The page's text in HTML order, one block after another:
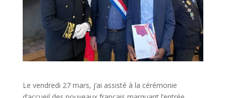
Le vendredi 27 mars, j’ai assisté à la cérémonie